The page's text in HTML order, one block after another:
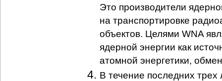
Это производители
на транспортировке
объектов. Целями WNA
ядерной энергии как
атомной энергетики,
В течение последних